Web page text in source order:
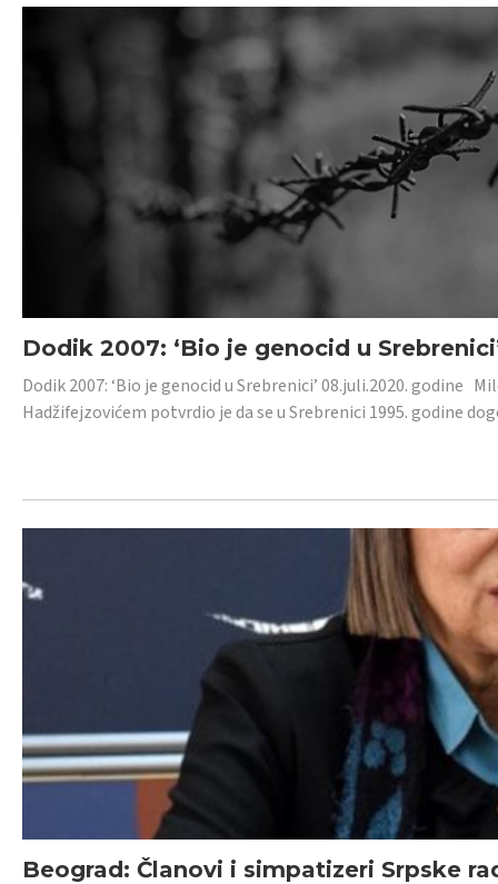
Dodik 2007: ‘Bio je genocid u
Dodik 2007: ‘Bio je genocid u Srebrenici’ 08.juli.2020. godine
Hadžifejzovićem potvrdio je da se u Srebrenici 1995. godine
Beograd: Članovi i simpatizeri Srpske